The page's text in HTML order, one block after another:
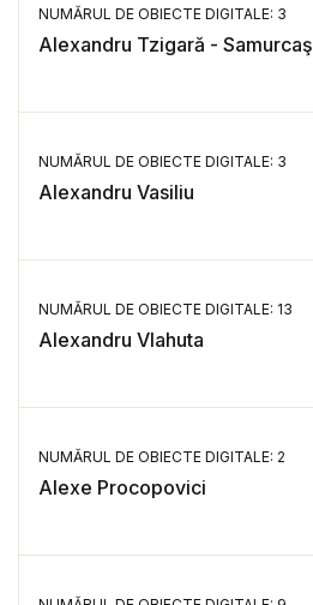
NUMĂRUL DE OBIECTE DIGITALE: 3
Alexandru Tzigară - Samurcaş
NUMĂRUL DE OBIECTE DIGITALE: 3
Alexandru Vasiliu
NUMĂRUL DE OBIECTE DIGITALE: 13
Alexandru Vlahuta
NUMĂRUL DE OBIECTE DIGITALE: 2
Alexe Procopovici